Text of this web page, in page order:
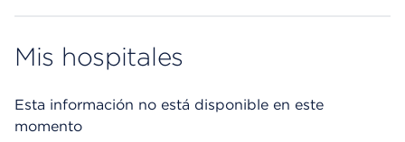
Mis hospitales
Esta información no está disponible en este
momento